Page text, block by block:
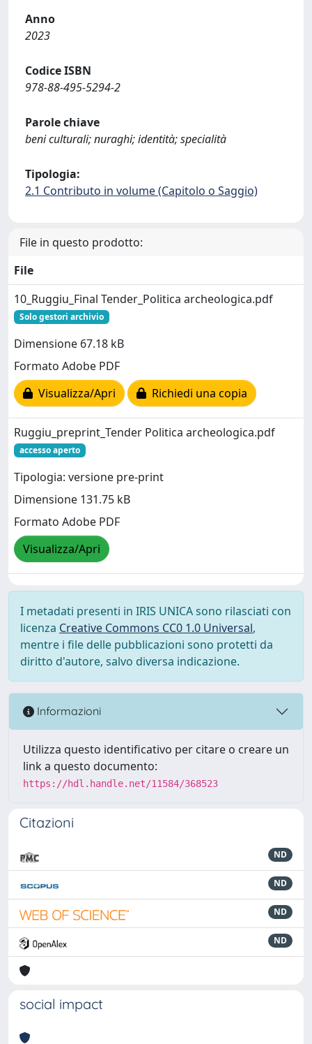
Anno
2023
Codice ISBN
978-88-495-5294-2
Parole chiave
beni culturali; nuraghi; identità; specialità
Tipologia:
2.1 Contributo in volume (Capitolo o Saggio)
File in questo prodotto:
File
10_Ruggiu_Final Tender_Politica archeologica.pdf
Solo gestori archivio
Dimensione 67.18 kB
Formato Adobe PDF
Visualizza/Apri
Richiedi una copia
Ruggiu_preprint_Tender Politica archeologica.pdf
accesso aperto
Tipologia: versione pre-print
Dimensione 131.75 kB
Formato Adobe PDF
Visualizza/Apri
I metadati presenti in IRIS UNICA sono rilasciati con
licenza Creative Commons CC0 1.0 Universal,
mentre i file delle pubblicazioni sono protetti da
diritto d'autore, salvo diversa indicazione.
Informazioni
Utilizza questo identificativo per citare o creare un
link a questo documento:
https://hdl.handle.net/11584/368523
Citazioni
ND
ND
ND
ND
social impact